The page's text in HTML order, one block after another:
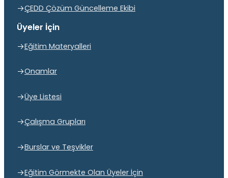
ÇEDD Çözüm Güncelleme Ekibi
Üyeler İçin
Eğitim Materyalleri
Onamlar
Üye Listesi
Çalışma Grupları
Burslar ve Teşvikler
Eğitim Görmekte Olan Üyeler İçin